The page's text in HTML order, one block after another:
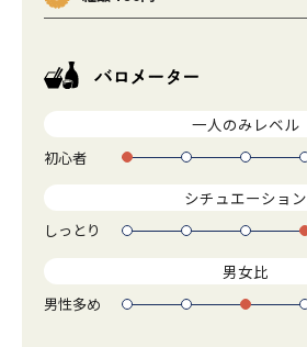
一人のみレベル
初心者 1 2 3 4
シチュエーション
しっとり 1 2 3 4
男女比
男性多め 1 2 3 4